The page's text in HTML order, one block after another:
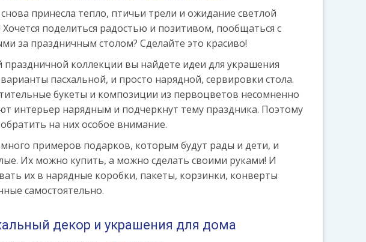
принесла тепло, птичьи трели и ожидание светлой
Хочется поделиться радостью и позитивом, пообщаться с
за праздничным столом? Сделайте это красиво!
праздничной коллекции вы найдете идеи для украшения
пасхальной, и просто нарядной, сервировки стола.
букеты и композиции из первоцветов несомненно
интерьер нарядным и подчеркнут тему праздника. Поэтому
на них особое внимание.
примеров подарков, которым будут рады и дети, и
Их можно купить, а можно сделать своими руками! И
их в нарядные коробки, пакеты, корзинки, конверты
самостоятельно.
декор и украшения для дома